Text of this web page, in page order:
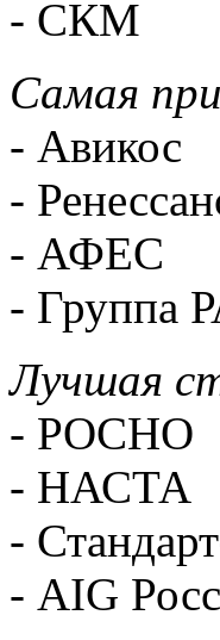
- СКМ
Самая
- Авикос
-
- АФЕС
- Группа
Лучшая
- РОСНО
- НАСТА
-
- AIG